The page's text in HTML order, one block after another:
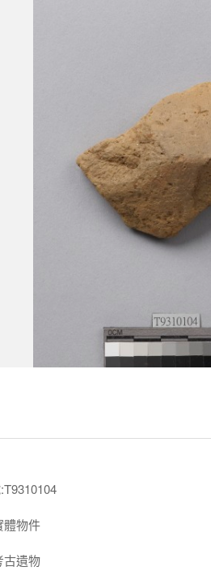
體物件
古遺物